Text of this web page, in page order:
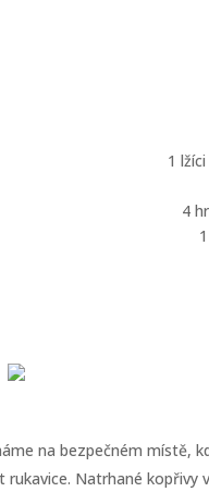
1
4
na bezpečném místě,
rukavice. Natrhané